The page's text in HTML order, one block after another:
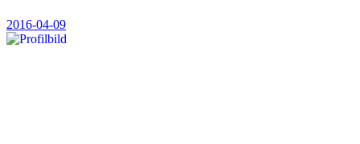
2016-04-09